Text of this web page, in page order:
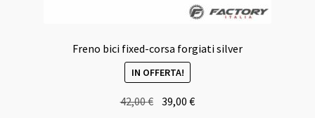
Freno bici fixed-corsa forgiati silver
IN OFFERTA!
42,00€ 39,00€Il